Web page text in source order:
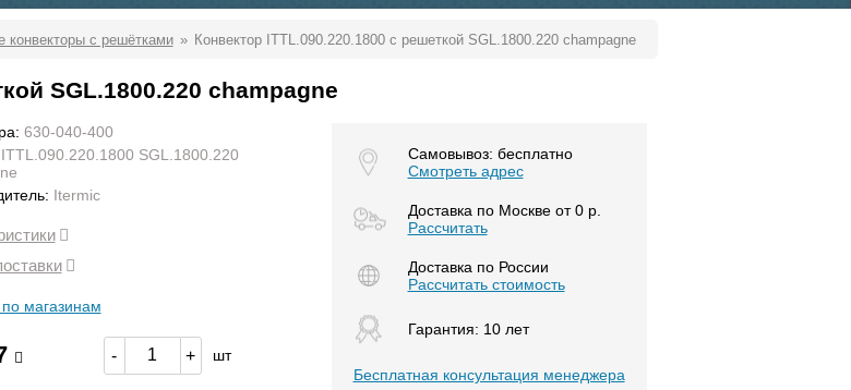
конвекторы с решётками Конвектор ITTL.090.220.1800 с решеткой SGL.1800.220 champagne
SGL.1800.220 champagne
630-040-400
ITTL.090.220.1800 SGL.1800.220
Itermic
магазинам
- + шт
Самовывоз: бесплатно
Смотреть адрес
Доставка по Москве от 0 р.
Расcчитать
Доставка по России
Рассчитать стоимость
Гарантия: 10 лет
Бесплатная консультация менеджера